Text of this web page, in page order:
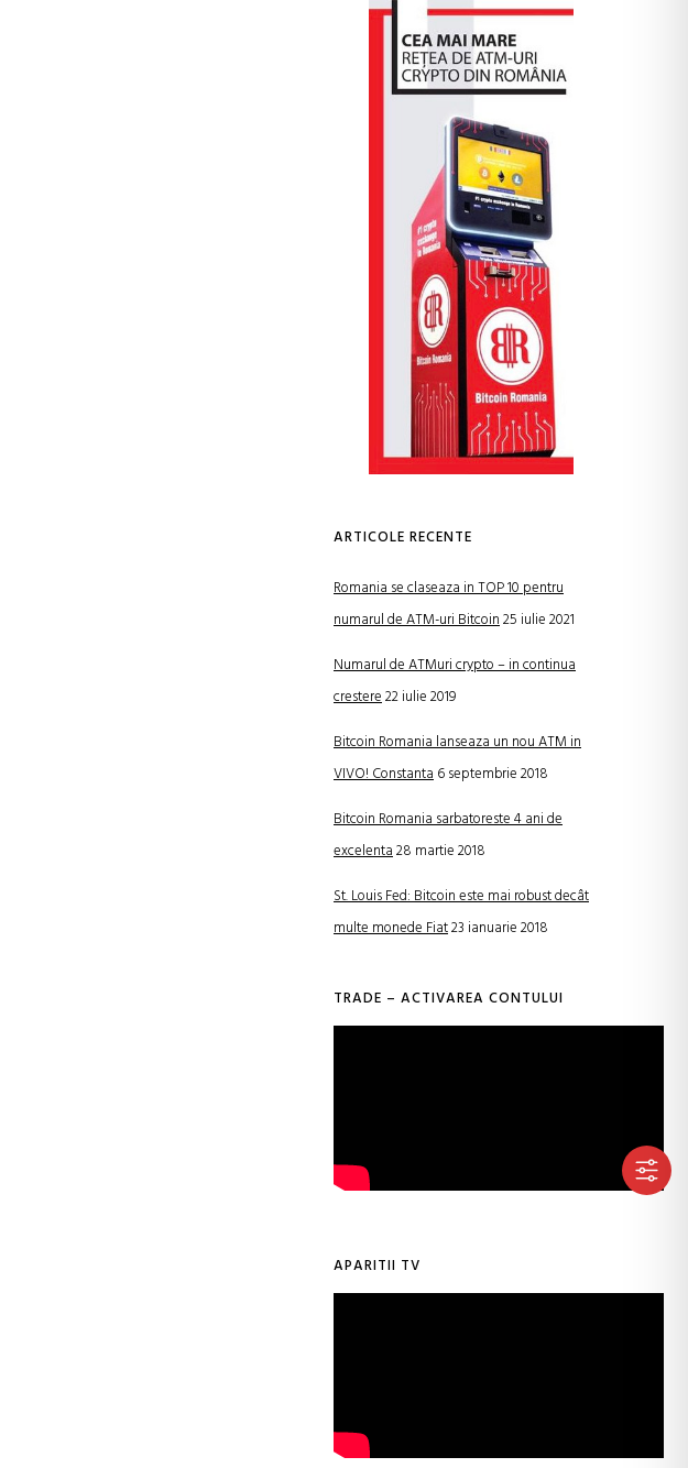
ARTICOLE RECENTE
Romania se claseaza in TOP 10 pentru
numarul de ATM-uri Bitcoin25 iulie 2021
Numarul de ATMuri crypto – in continua
crestere22 iulie 2019
Bitcoin Romania lanseaza un nou ATM in
VIVO! Constanta6 septembrie 2018
Bitcoin Romania sarbatoreste 4 ani de
excelenta28 martie 2018
St. Louis Fed: Bitcoin este mai robust decât
multe monede Fiat23 ianuarie 2018
TRADE – ACTIVAREA CONTULUI
APARITII TV